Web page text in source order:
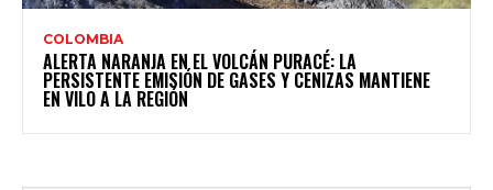
COLOMBIA
ALERTA NARANJA EN EL VOLCÁN PURACÉ: LA
PERSISTENTE EMISIÓN DE GASES Y CENIZAS MANTIENE
EN VILO A LA REGIÓN